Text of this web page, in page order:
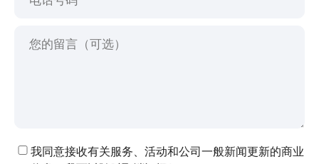
我同意接收有关服务、活动和公司一般新闻更新的商业